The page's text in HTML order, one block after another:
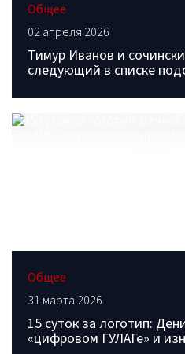
Общее
02 апреля 2026
Тимур Иванов и
следующий в списке
Общее
31 марта 2026
15 суток за логотип:
«цифровом ГУЛАГе» и